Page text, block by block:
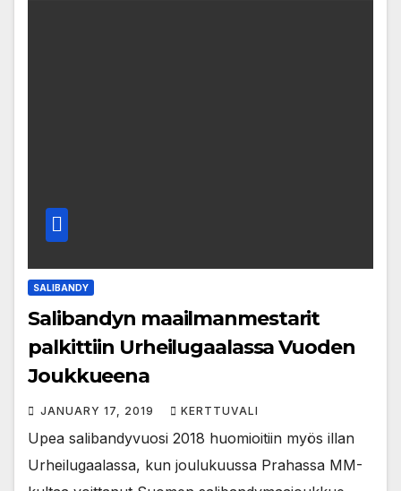
SALIBANDY
Salibandyn maailmanmestarit
palkittiin Urheilugaalassa Vuoden
Joukkueena
JANUARY 17, 2019 KERTTUVALI
Upea salibandyvuosi 2018 huomioitiin myös illan
Urheilugaalassa, kun joulukuussa Prahassa MM-